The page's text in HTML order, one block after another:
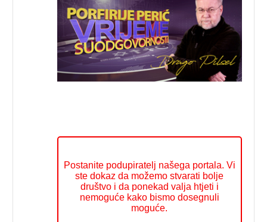
Postanite podupiratelj našega portala. Vi
ste dokaz da možemo stvarati bolje
društvo i da ponekad valja htjeti i
nemoguće kako bismo dosegnuli
moguće.